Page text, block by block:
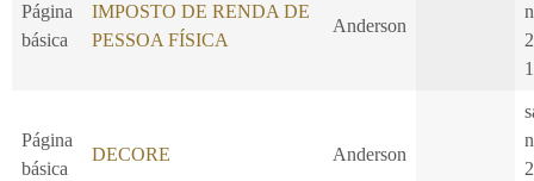
Página
básica
IMPOSTO DE RENDA DE
PESSOA FÍSICA
Anderson
Página
básica
DECORE Anderson